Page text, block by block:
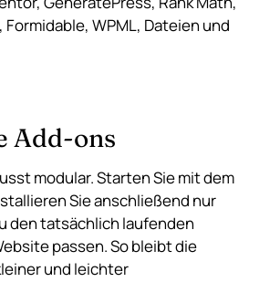
WPML, Dateien und
Add-ons
modular. Starten Sie mit dem
Sie anschließend nur
den tatsächlich laufenden
passen. So bleibt die
und leichter